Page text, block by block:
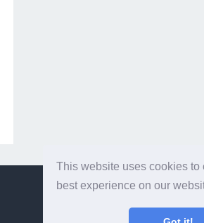
This website uses cookies to
best experience on our